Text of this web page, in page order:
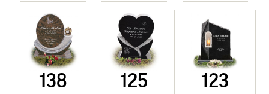
138 125 123